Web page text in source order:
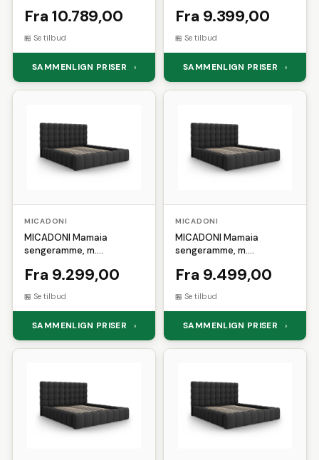
antracitgrå struktur stof
Fra 10.789,00
Se tilbud
SAMMENLIGN PRISER ›
sølv fløjl og sort plast
Fra 9.399,00
Se tilbud
SAMMENLIGN PRISER ›
MICADONI
MICADONI Mamaia
sengeramme, m.
mørkegrå struktur stof
Fra 9.299,00
Se tilbud
SAMMENLIGN PRISER ›
MICADONI
MICADONI Mamaia
sengeramme, m.
mørkegrå struktur stof
Fra 9.499,00
Se tilbud
SAMMENLIGN PRISER ›